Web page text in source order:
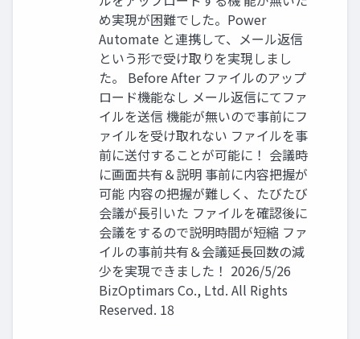
め実現が困難でした。Power
Automate と連携して、メール返信
という形で受け取りを実現しまし
た。 Before After ファイルのアップ
ロード機能なし メール返信にてファ
イルを送信 機能が無いので事前にフ
ァイルを受け取れない ファイルを事
前に送付することが可能に！ 会議時
に画面共有＆説明 事前に内容把握が
可能 内容の把握が難しく、たびたび
会議が長引いた ファイルを確認後に
会議をするので説明時間が短縮 ファ
イルの事前共有＆会議延長回数の減
少を実現できました！ 2026/5/26
BizOptimars Co., Ltd. All Rights
Reserved. 18